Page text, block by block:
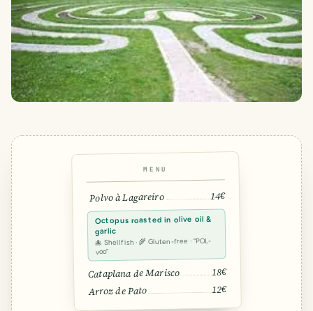
MENU
Polvo à Lagareiro 14€
Octopus roasted in olive oil &
garlic
🐙 Shellfish · 🌾 Gluten-free · “POL-
voo”
Cataplana de Marisco 18€
Arroz de Pato 12€